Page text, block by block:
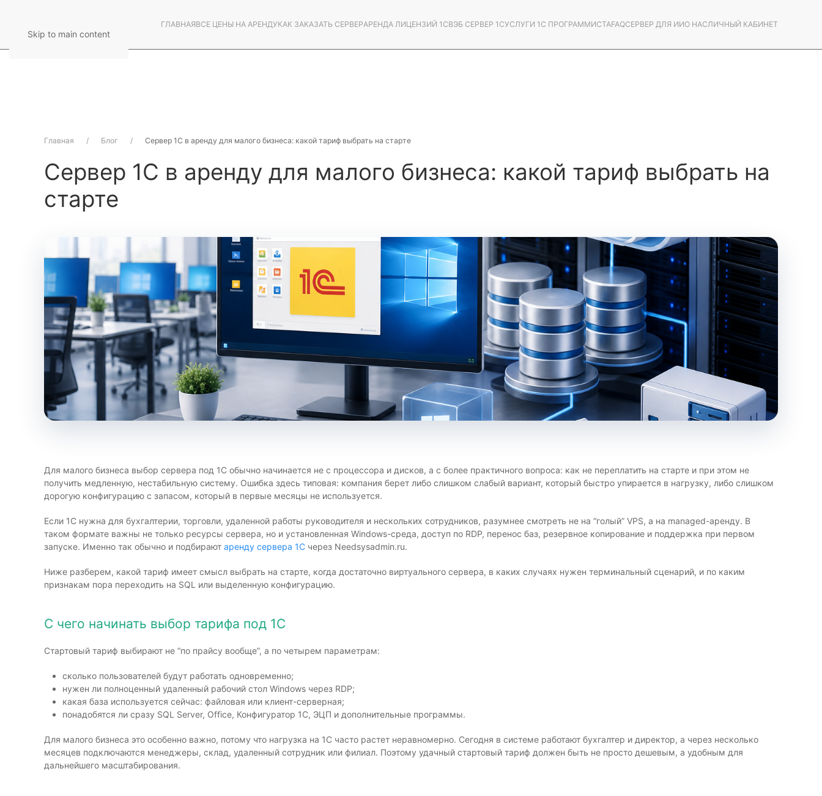
Skip to main content
ГЛАВНАЯВСЕ ЦЕНЫ НА АРЕНДУКАК ЗАКАЗАТЬ СЕРВЕРАРЕНДА ЛИЦЕНЗИЙ 1СВЭБ СЕРВЕР 1СУСЛУГИ 1С ПРОГРАММИСТАFAQСЕРВЕР ДЛЯ ИИО НАСЛИЧНЫЙ КАБИНЕТ
Главная Блог Сервер 1С в аренду для малого бизнеса: какой тариф выбрать на старте
Сервер 1С в аренду для малого бизнеса: какой тариф выбрать на
старте
Для малого бизнеса выбор сервера под 1С обычно начинается не с процессора и дисков, а с более практичного вопроса: как не переплатить на старте и при этом не
получить медленную, нестабильную систему. Ошибка здесь типовая: компания берет либо слишком слабый вариант, который быстро упирается в нагрузку, либо слишком
дорогую конфигурацию с запасом, который в первые месяцы не используется.
Если 1С нужна для бухгалтерии, торговли, удаленной работы руководителя и нескольких сотрудников, разумнее смотреть не на “голый” VPS, а на managed-аренду. В
таком формате важны не только ресурсы сервера, но и установленная Windows-среда, доступ по RDP, перенос баз, резервное копирование и поддержка при первом
запуске. Именно так обычно и подбирают аренду сервера 1С через Needsysadmin.ru.
Ниже разберем, какой тариф имеет смысл выбрать на старте, когда достаточно виртуального сервера, в каких случаях нужен терминальный сценарий, и по каким
признакам пора переходить на SQL или выделенную конфигурацию.
С чего начинать выбор тарифа под 1С
Стартовый тариф выбирают не “по прайсу вообще”, а по четырем параметрам:
сколько пользователей будут работать одновременно;
нужен ли полноценный удаленный рабочий стол Windows через RDP;
какая база используется сейчас: файловая или клиент-серверная;
понадобятся ли сразу SQL Server, Office, Конфигуратор 1С, ЭЦП и дополнительные программы.
Для малого бизнеса это особенно важно, потому что нагрузка на 1С часто растет неравномерно. Сегодня в системе работают бухгалтер и директор, а через несколько
месяцев подключаются менеджеры, склад, удаленный сотрудник или филиал. Поэтому удачный стартовый тариф должен быть не просто дешевым, а удобным для
дальнейшего масштабирования.